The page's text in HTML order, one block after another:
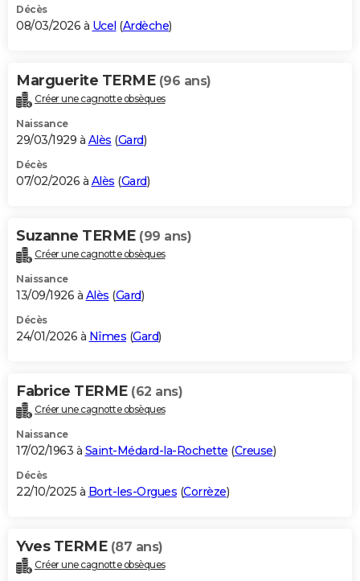
Décès
08/03/2026 à Ucel (Ardèche)
Marguerite TERME (96 ans)
Créer une cagnotte obsèques
Naissance
29/03/1929 à Alès (Gard)
Décès
07/02/2026 à Alès (Gard)
Suzanne TERME (99 ans)
Créer une cagnotte obsèques
Naissance
13/09/1926 à Alès (Gard)
Décès
24/01/2026 à Nîmes (Gard)
Fabrice TERME (62 ans)
Créer une cagnotte obsèques
Naissance
17/02/1963 à Saint-Médard-la-Rochette (Creuse)
Décès
22/10/2025 à Bort-les-Orgues (Corrèze)
Yves TERME (87 ans)
Créer une cagnotte obsèques